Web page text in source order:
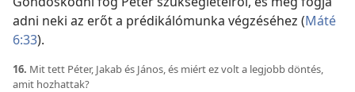
adni neki az erőt a prédikálómunka végzéséhez (Máté
6:33).
16. Mit tett Péter, Jakab és János, és miért ez volt a legjobb döntés,
amit hozhattak?